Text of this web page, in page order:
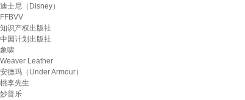
迪士尼（Disney）
FFBVV
知识产权出版社
中国计划出版社
象啸
Weaver Leather
安德玛（Under Armour）
桃李先生
妙普乐